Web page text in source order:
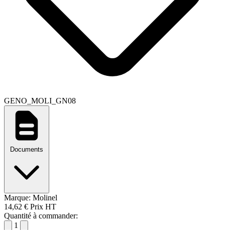
GENO_MOLI_GN08
Documents
Marque: Molinel
14,62 € Prix HT
Quantité à commander:
1